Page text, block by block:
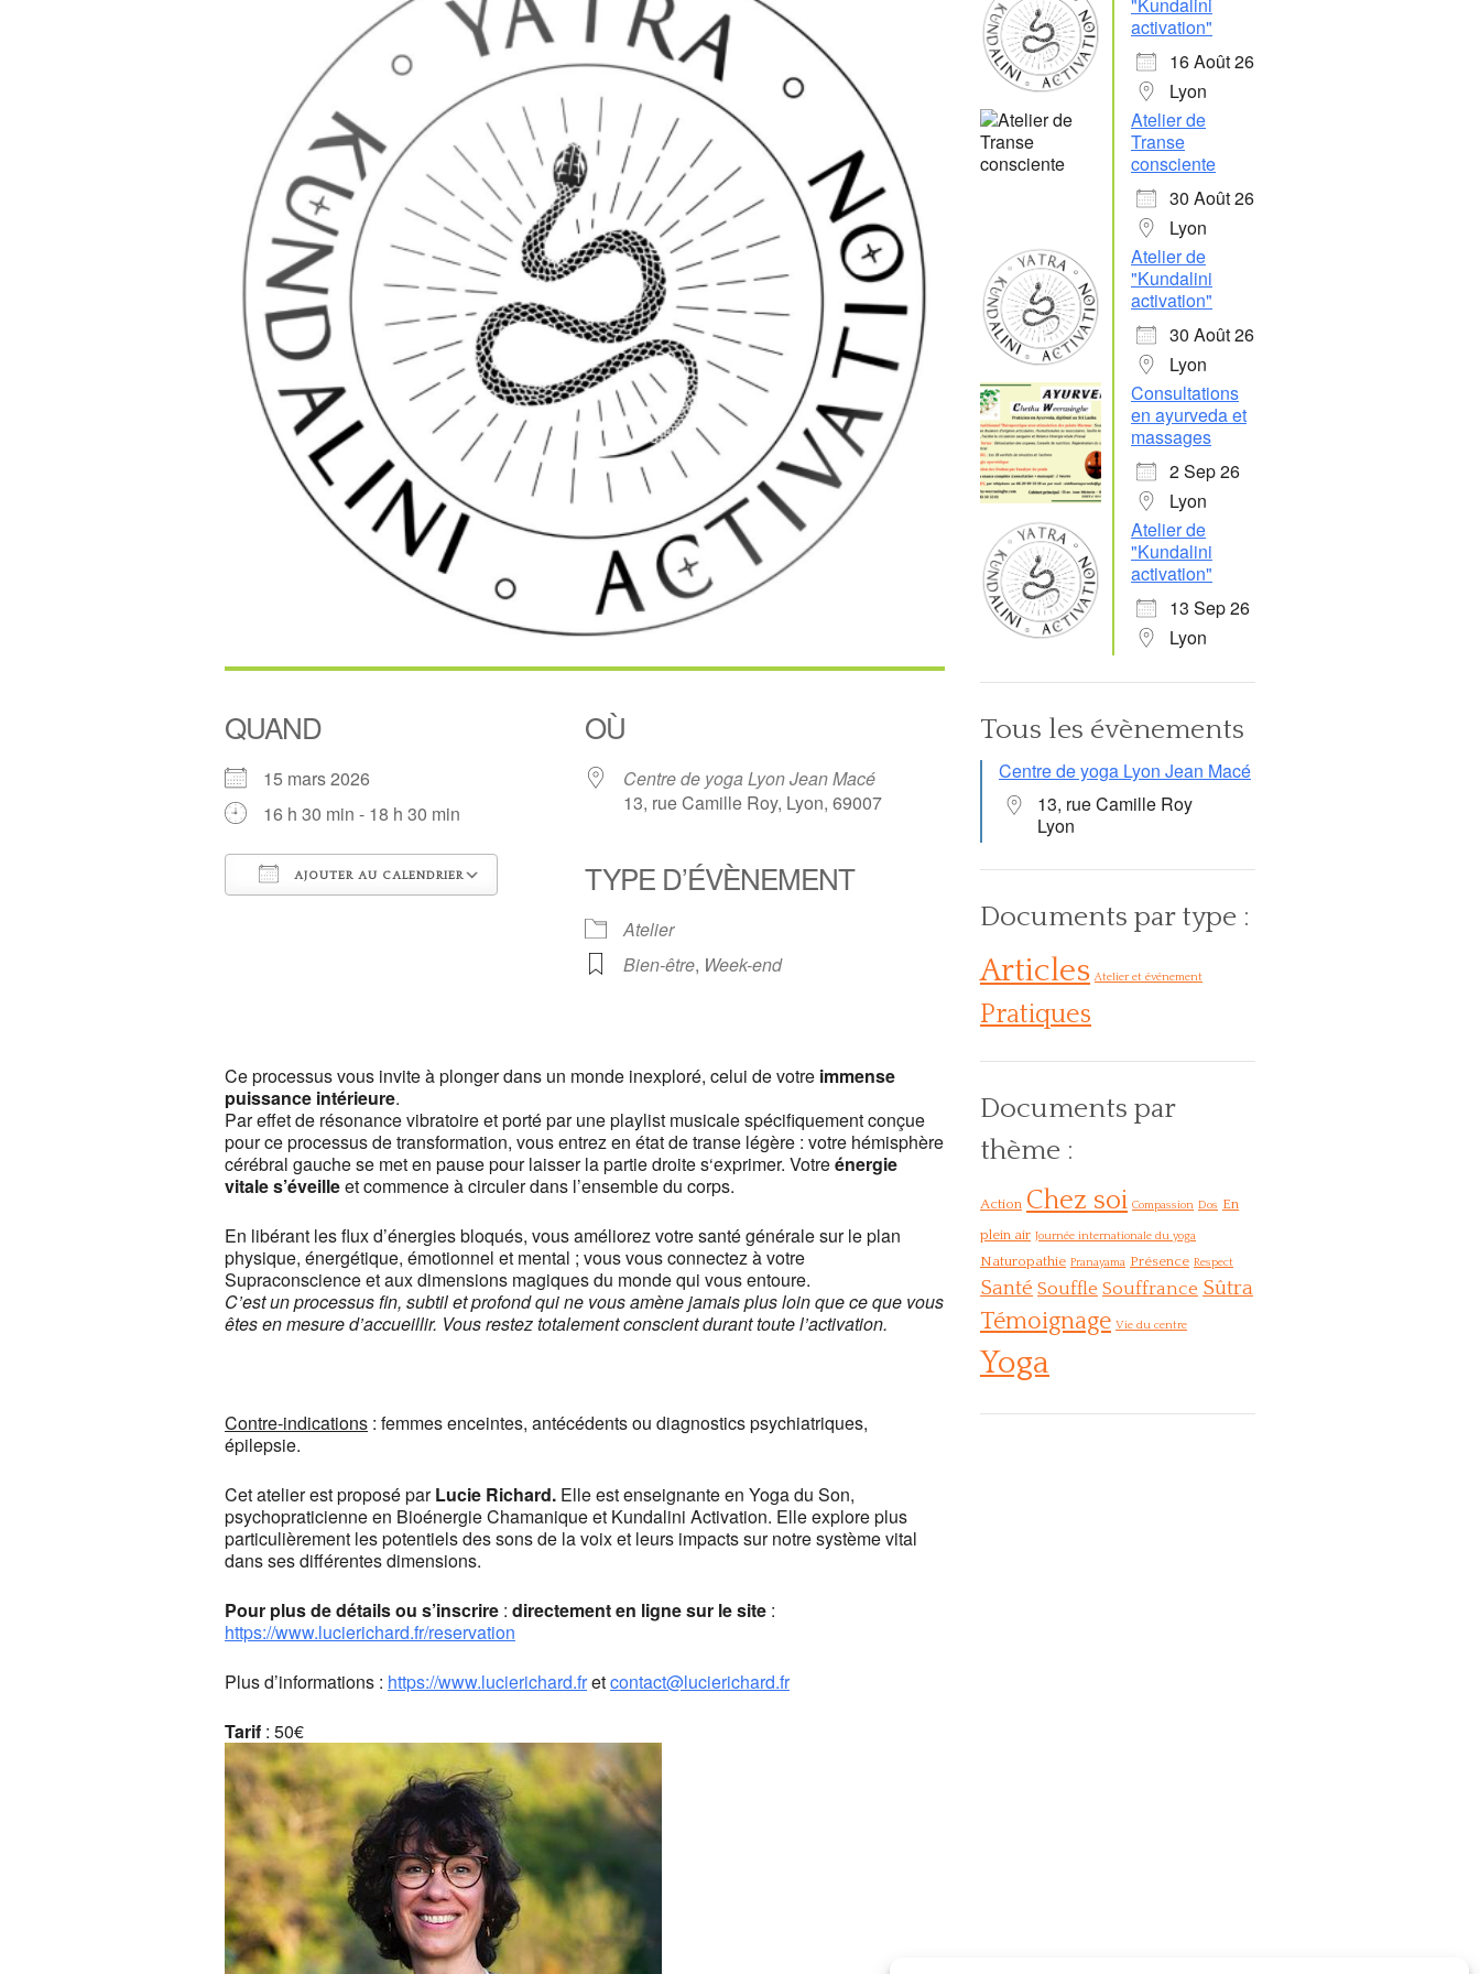
QUAND
15 mars 2026
16 h 30 min - 18 h 30 min
AJOUTER AU CALENDRIER
Calendrier Google Office 365
OÙ
Centre de yoga Lyon Jean Macé
13, rue Camille Roy, Lyon, 69007
TYPE D’ÉVÈNEMENT
Atelier
Bien-être, Week-end
Voir Évènements
This page can't load Google Maps correctly.
Do you own this website? OK
Ce processus vous invite à plonger dans un monde inexploré, celui de votre immense
puissance intérieure.
Par effet de résonance vibratoire et porté par une playlist musicale spécifiquement conçue
pour ce processus de transformation, vous entrez en état de transe légère : votre hémisphère
cérébral gauche se met en pause pour laisser la partie droite s‘exprimer. Votreénergie
vitale s’éveilleet commence à circuler dans l’ensemble du corps.
En libérant les flux d’énergies bloqués, vous améliorez votre santé générale sur le plan
physique, énergétique, émotionnel et mental ; vous vous connectez à votre
Supraconscience et aux dimensions magiques du monde qui vous entoure.
C’est un processus fin, subtil et profond qui ne vous amène jamais plus loin que ce que vous
êtes en mesure d’accueillir. Vous restez totalement conscient durant toute l’activation.
Contre-indications : femmes enceintes, antécédents ou diagnostics psychiatriques,
épilepsie.
Cet atelier est proposé parLucie Richard. Elle est enseignante en Yoga du Son,
psychopraticienne en Bioénergie Chamanique et Kundalini Activation. Elle explore plus
particulièrement les potentiels des sons de la voix et leurs impacts sur notre système vital
dans ses différentes dimensions.
Pour plus de détails ou s’inscrire : directement en ligne sur le site :
https://www.lucierichard.fr/reservation
Plus d’informations : https://www.lucierichard.fretcontact@lucierichard.fr
Tarif : 50€
"Kundalini
activation"
16 Août 26
Lyon
Atelier de
Transe
consciente
30 Août 26
Lyon
Atelier de
"Kundalini
activation"
30 Août 26
Lyon
Consultations
en ayurveda et
massages
2 Sep 26
Lyon
Atelier de
"Kundalini
activation"
13 Sep 26
Lyon
Tous les évènements
Centre de yoga Lyon Jean Macé
13, rue Camille Roy
Lyon
Documents par type :
Articles Atelier et événement
Pratiques
Documents par
thème :
Action Chez soi Compassion Dos En
plein air Journée internationale du yoga
Naturopathie Pranayama Présence Respect
Santé Souffle Souffrance Sûtra
Témoignage Vie du centre
Yoga